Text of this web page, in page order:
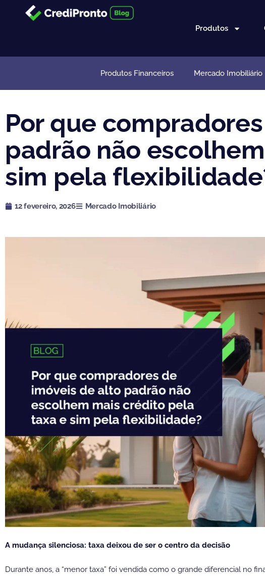
Produtos
Produtos Financeiros Mercado Imobiliário
Por que
padrão não
sim pela
12 fevereiro, 2026 Mercado Imobiliário
A mudança silenciosa: taxa deixou de ser o centro da decisão
Durante anos, a “menor taxa” foi vendida como o grande diferencial no